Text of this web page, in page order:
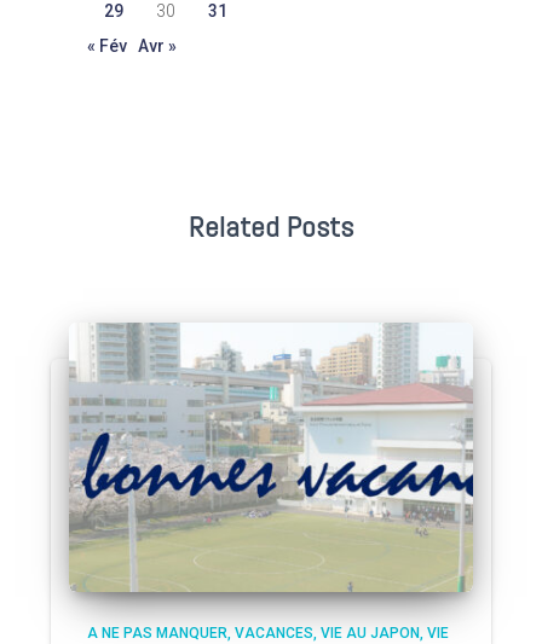
29 30
31
« Fév Avr »
Related Posts
A NE PAS MANQUER VACANCES VIE AU JAPON VIE